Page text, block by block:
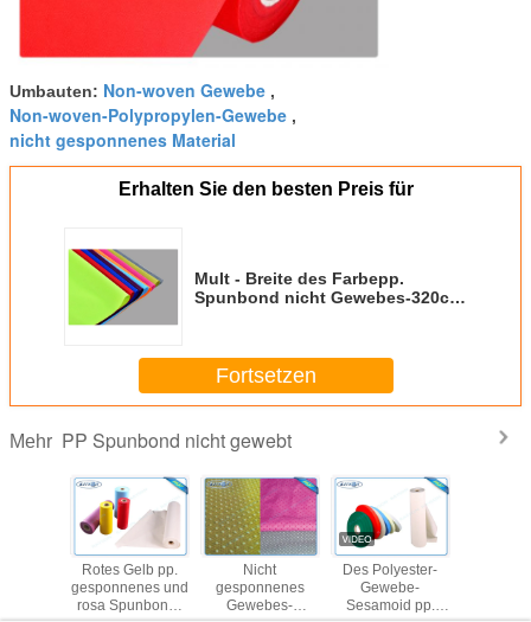
Umbauten: Non-woven Gewebe ,
Non-woven-Polypropylen-Gewebe ,
nicht gesponnenes Material
Erhalten Sie den besten Preis für
Mult - Breite des Farbepp.
Spunbond nicht Gewebes-320cm
Fortsetzen
Mehr PP Spunbond nicht gewebt
Rotes Gelb pp.
gesponnenes und
rosa Spunbond-
Nicht
gesponnenes
Gewebes-
Des Polyester-
Gewebe-
Sesamoid pp.